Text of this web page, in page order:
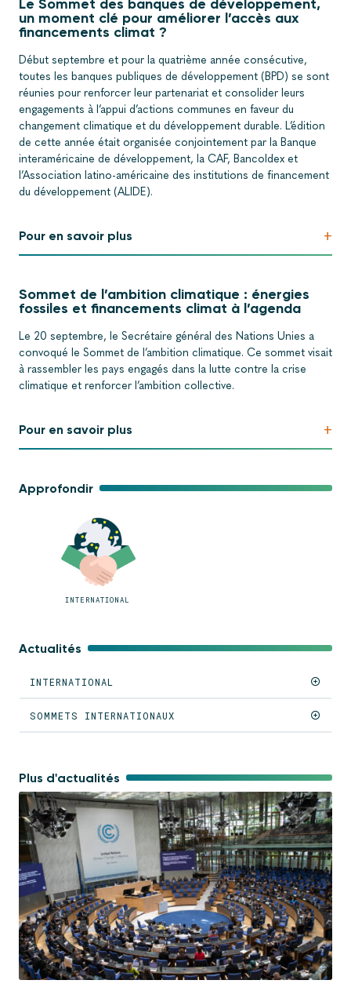
Approfondir
INTERNATIONAL
Actualités
INTERNATIONAL
SOMMETS INTERNATIONAUX
Le Sommet des banques de développement,
un moment clé pour améliorer l’accès aux
financements climat ?
Début septembre et pour la quatrième année consécutive,
toutes les banques publiques de développement (BPD) se sont
réunies pour renforcer leur partenariat et consolider leurs
engagements à l’appui d’actions communes en faveur du
changement climatique et du développement durable. L’édition
de cette année était organisée conjointement par la Banque
interaméricaine de développement, la CAF, Bancoldex et
l’Association latino-américaine des institutions de financement
du développement (ALIDE).
Pour en savoir plus +
Sommet de l’ambition climatique : énergies
fossiles et financements climat à l’agenda
Le 20 septembre, le Secrétaire général des Nations Unies a
convoqué le Sommet de l’ambition climatique. Ce sommet visait
à rassembler les pays engagés dans la lutte contre la crise
climatique et renforcer l’ambition collective.
Pour en savoir plus +
Plus d'actualités